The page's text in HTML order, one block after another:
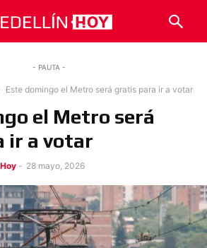
- PAUTA -
Este domingo el Metro será gratis para ir a votar
el Metro será
ir a votar
- 28 mayo, 2026